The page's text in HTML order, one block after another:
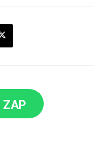
ZAP